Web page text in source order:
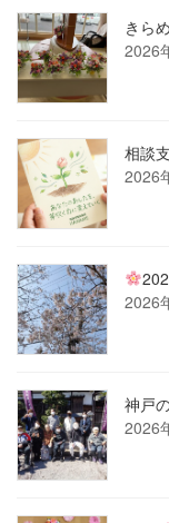
きら
2026
相談
2026
2026
神戸
2026